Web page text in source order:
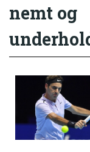
nemt og